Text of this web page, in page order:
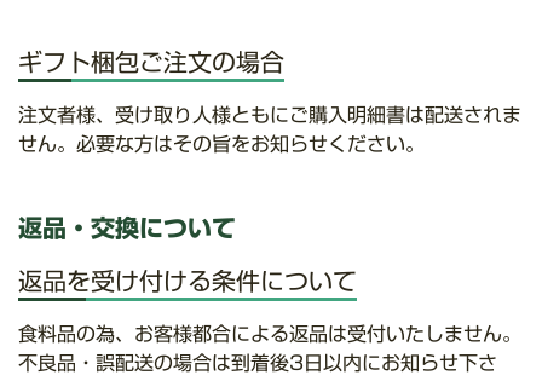
ギフト梱包ご注文の場合
注文者様、受け取り人様ともにご購入明細書は配送されま
せん。必要な方はその旨をお知らせください。
返品・交換について
返品を受け付ける条件について
食料品の為、お客様都合による返品は受付いたしません。
不良品・誤配送の場合は到着後3日以内にお知らせ下さ